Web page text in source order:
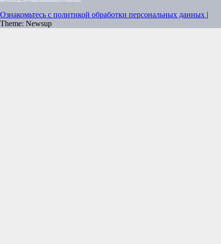
Ознакомьтесь с политикой обработки персональных данных |
Theme: Newsup